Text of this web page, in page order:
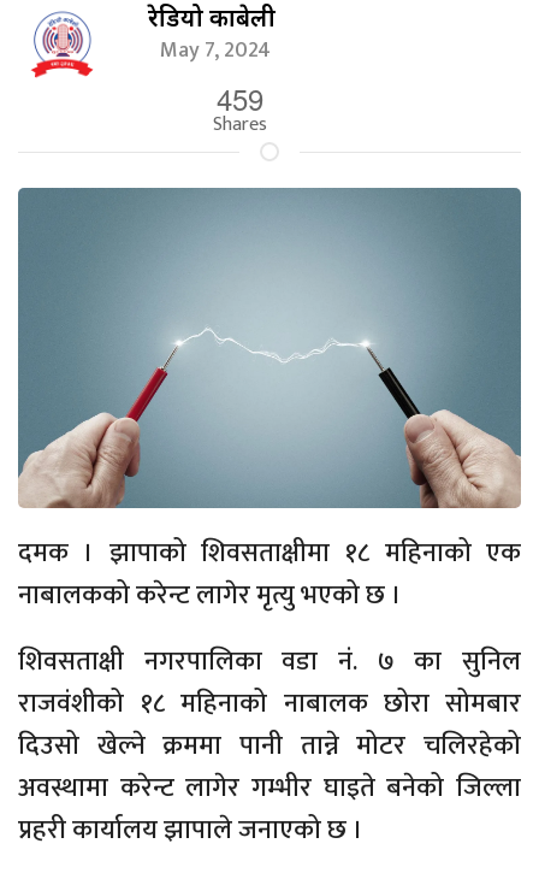
रेडियो काबेली
May 7, 2024
459
Shares
दमक । झापाको शिवसताक्षीमा १८ महिनाको एक
नाबालकको करेन्ट लागेर मृत्यु भएको छ ।
शिवसताक्षी नगरपालिका वडा नं. ७ का सुनिल
राजवंशीको १८ महिनाको नाबालक छोरा सोमबार
दिउसो खेल्ने क्रममा पानी तान्ने मोटर चलिरहेको
अवस्थामा करेन्ट लागेर गम्भीर घाइते बनेको जिल्ला
प्रहरी कार्यालय झापाले जनाएको छ ।